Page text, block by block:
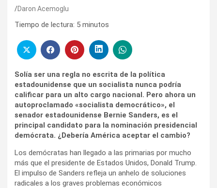
Daron Acemoglu
Tiempo de lectura: 5 minutos
Solía ser una regla no escrita de la política
estadounidense que un socialista nunca podría
calificar para un alto cargo nacional. Pero ahora un
autoproclamado «socialista democrático», el
senador estadounidense Bernie Sanders, es el
principal candidato para la nominación presidencial
demócrata. ¿Debería América aceptar el cambio?
Los demócratas han llegado a las primarias por mucho
más que el presidente de Estados Unidos, Donald Trump.
El impulso de Sanders refleja un anhelo de soluciones
radicales a los graves problemas económicos